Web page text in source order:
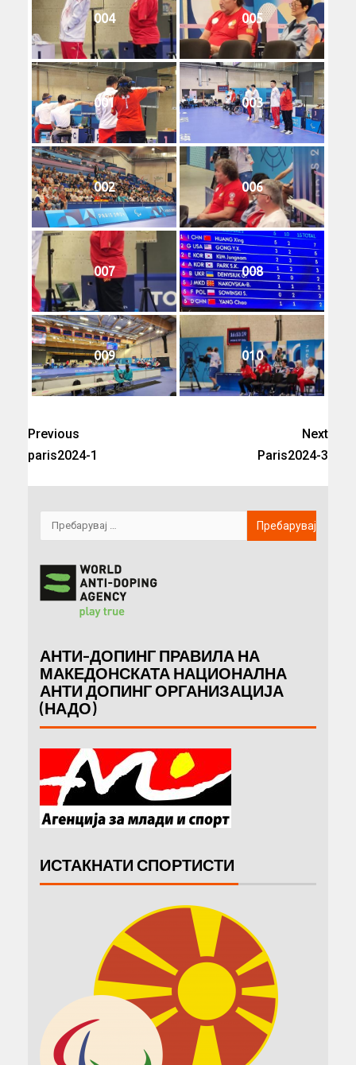
004 005
001 003
002 006
007 008
009 010
Previous
paris2024-1
Next
Paris2024-3
АНТИ-ДОПИНГ ПРАВИЛА НА
МАКЕДОНСКАТА НАЦИОНАЛНА
АНТИ ДОПИНГ ОРГАНИЗАЦИЈА
(НАДО)
ИСТАКНАТИ СПОРТИСТИ